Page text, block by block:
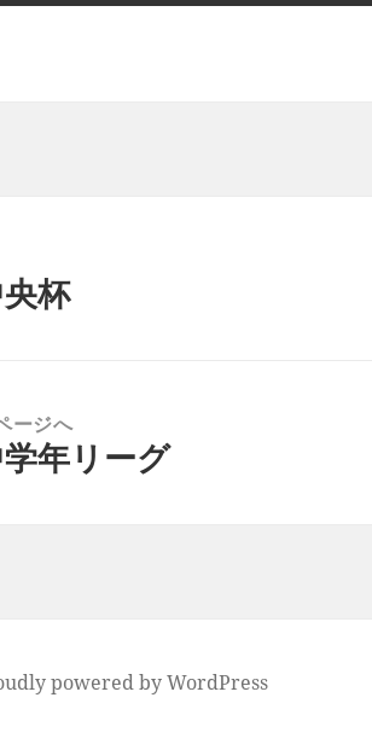
杯
ージへ
年リーグ
powered by WordPress